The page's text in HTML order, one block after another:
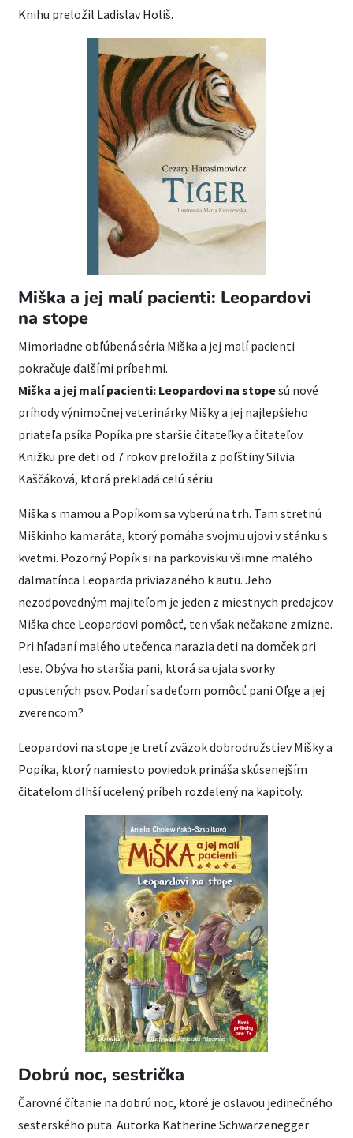
Knihu preložil Ladislav Holiš.
Miška a jej malí pacienti: Leopardovi
na stope
Mimoriadne obľúbená séria Miška a jej malí pacienti
pokračuje ďalšími príbehmi.
Miška a jej malí pacienti: Leopardovi na stopesú nové
príhody výnimočnej veterinárky Mišky a jej najlepšieho
priateľa psíka Popíka pre staršie čitateľky a čitateľov.
Knižku pre deti od 7 rokov preložila z poľštiny Silvia
Kaščáková, ktorá prekladá celú sériu.
Miška s mamou a Popíkom sa vyberú na trh. Tam stretnú
Miškinho kamaráta, ktorý pomáha svojmu ujovi v stánku s
kvetmi. Pozorný Popík si na parkovisku všimne malého
dalmatínca Leoparda priviazaného k autu. Jeho
nezodpovedným majiteľom je jeden z miestnych predajcov.
Miška chce Leopardovi pomôcť, ten však nečakane zmizne.
Pri hľadaní malého utečenca narazia deti na domček pri
lese. Obýva ho staršia pani, ktorá sa ujala svorky
opustených psov. Podarí sa deťom pomôcť pani Oľge a jej
zverencom?
Leopardovi na stope je tretí zväzok dobrodružstiev Mišky a
Popíka, ktorý namiesto poviedok prináša skúsenejším
čitateľom dlhší ucelený príbeh rozdelený na kapitoly.
Dobrú noc, sestrička
Čarovné čítanie na dobrú noc, ktoré je oslavou jedinečného
sesterského puta. Autorka Katherine Schwarzenegger